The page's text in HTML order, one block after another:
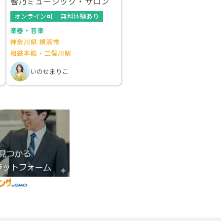
オンライン可
無料体験あり
楽器・音楽
神奈川県 横浜市
相鉄本線・二俣川駅
いのせまりこ